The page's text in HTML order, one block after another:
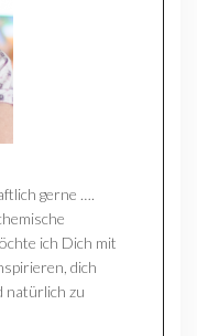
gerne ….
ich Dich mit
dich
natürlich zu